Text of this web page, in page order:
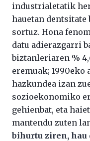
industrialetatik
hauetan dentsitate
sortuz. Hona
datu adierazgarri
biztanleriaren %
eremuak; 1990eko
hazkundea izan
sozioekonomiko
gehienbat, eta
mantendu zuten
bihurtu ziren, hau